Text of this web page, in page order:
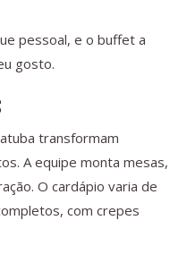
pessoal, e o buffet a
gosto.
transformam
A equipe monta mesas,
O cardápio varia de
com crepes